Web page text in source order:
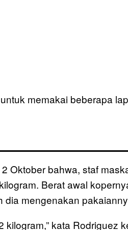
memakai beberapa
Oktober bahwa, staf
Berat awal
dia mengenakan
kata Rodriguez